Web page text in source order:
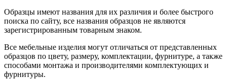
Образцы имеют названия для их различия и более быстрого
поиска по сайту, все названия образцов не являются
зарегистрированным товарным знаком.
Все мебельные изделия могут отличаться от представленных
образцов по цвету, размеру, комплектации, фурнитуре, а также
способами монтажа и производителями комплектующих и
фурнитуры.